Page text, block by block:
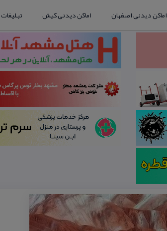
اماکن دیدنی اصفهان اماکن دیدنی کیش تبلیغات